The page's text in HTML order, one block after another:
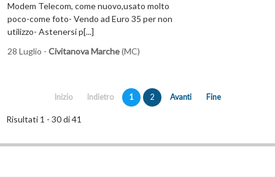
Modem Telecom, come nuovo,usato molto
poco-come foto- Vendo ad Euro 35 per non
utilizzo- Astenersi p[...]
28 Luglio - Civitanova Marche(MC)
Inizio Indietro 1 2 Avanti Fine
Risultati 1 - 30 di 41